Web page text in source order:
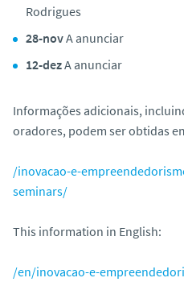
Rodrigues
28-novA anunciar
12-dezA anunciar
Informações adicionais,
oradores, podem ser obtidas
/inovacao-e-
seminars/
This information in English:
/en/inovacao-e-